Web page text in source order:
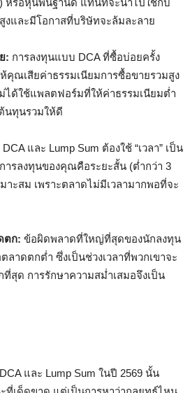
หรือหุ้นพื้นฐานดี แทนที่จะนำไปใช้กับ
และมีโอกาสที่บริษัทจะล้มละลาย
: การลงทุนแบบ DCA ที่ซื้อบ่อยครั้ง
คุณเสียค่าธรรมเนียมการซื้อขายรวมสูง
ได้ใช้แพลตฟอร์มที่ให้ค่าธรรมเนียมต่ำ
นทุนรวมให้ดี
DCA และ Lump Sum ต้องใช้ “เวลา” เป็น
ารลงทุนของคุณคือระยะสั้น (ต่ำกว่า 3
าะสม เพราะตลาดไม่มีเวลามากพอที่จะ
ตก: ข้อผิดพลาดที่ใหญ่ที่สุดของนักลงทุน
ลาดตกต่ำ ซึ่งเป็นช่วงเวลาที่พวกเขาจะ
สุด การรักษาความสม่ำเสมอจึงเป็น
และ Lump Sum ในปี 2569 นั้น